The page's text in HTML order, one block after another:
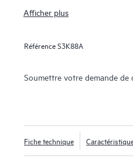
d'architectures spine-and-leaf
Afficher plus
RéférenceS3K88A
Soumettre votre demande de
Fiche technique